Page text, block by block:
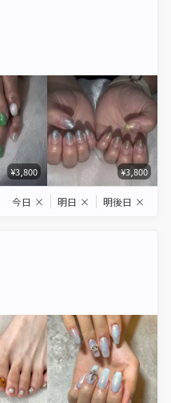
¥3,800 ¥3,800
今日 × 明日 × 明後日 ×